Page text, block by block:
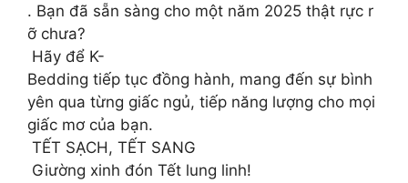
. Bạn đã sẵn sàng cho một năm 2025 thật rực r
ỡ chưa?
Hãy để K-
Bedding tiếp tục đồng hành, mang đến sự bình
yên qua từng giấc ngủ, tiếp năng lượng cho mọi
giấc mơ của bạn.
TẾT SẠCH, TẾT SANG
Giường xinh đón Tết lung linh!